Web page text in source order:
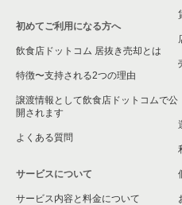
大阪市城東区の飲食店の居抜き
大阪市旭区の飲食店の居抜き売
和泉市の飲食店の居抜き売却物
池田市の飲食店の居抜き売却物
大阪市大正区の飲食店の居抜き
初めてご利用になる方へ
飲食店ドットコム 居抜き売却とは
特徴〜支持される2つの理由
譲渡情報として飲食店ドットコムで公
開されます
よくある質問
サービスについて
サービス内容と料金について